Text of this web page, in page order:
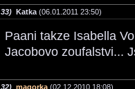
33) Katka (06.01.2011 23:50)
Paani takze Isabella
Jacobovo zoufalstvi...
32) magorka (02.12.2010 18:08)